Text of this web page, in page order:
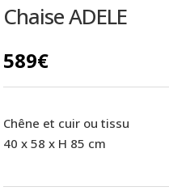
Chaise ADELE
589€
Chêne et cuir ou tissu
40 x 58 x H 85 cm